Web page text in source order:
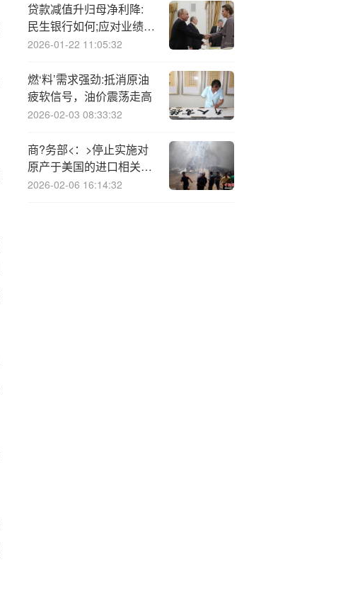
贷款减值升归母净利降:
民生银行如何;应对业绩挑
战？
2026-01-22 11:05:32
燃‘料’需求强劲:抵消原油
疲软信号，油价震荡走高
2026-02-03 08:33:32
商?务部<：>停止实施对
原产于美国的进口相关截
止波长位移单模光纤的反
2026-02-06 16:14:32